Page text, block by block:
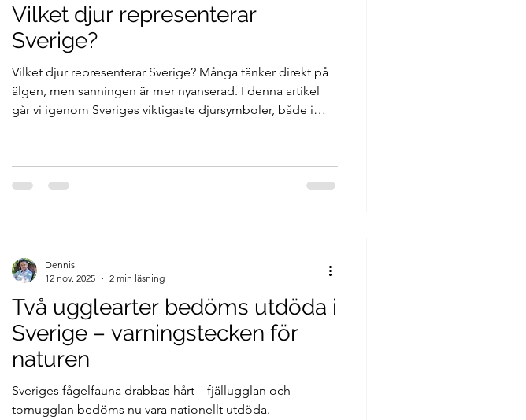
Vilket djur representerar
Sverige?
Vilket djur representerar Sverige? Många tänker direkt på
älgen, men sanningen är mer nyanserad. I denna artikel
går vi igenom Sveriges viktigaste djursymboler, både i
Två ugglearter bedöms utdöda i
Sverige – varningstecken för
naturen
Sveriges fågelfauna drabbas hårt – fjällugglan och
tornugglan bedöms nu vara nationellt utdöda.
Dennis
12 nov. 2025
2 min läsning